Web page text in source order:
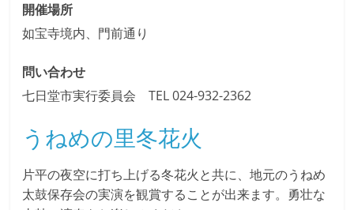
開催場所
如宝寺境内、門前通り
問い合わせ
七日堂市実行委員会 TEL 024-932-2362
うねめの里冬花火
片平の夜空に打ち上げる冬花火と共に、地元のうねめ
太鼓保存会の実演を観賞することが出来ます。勇壮な